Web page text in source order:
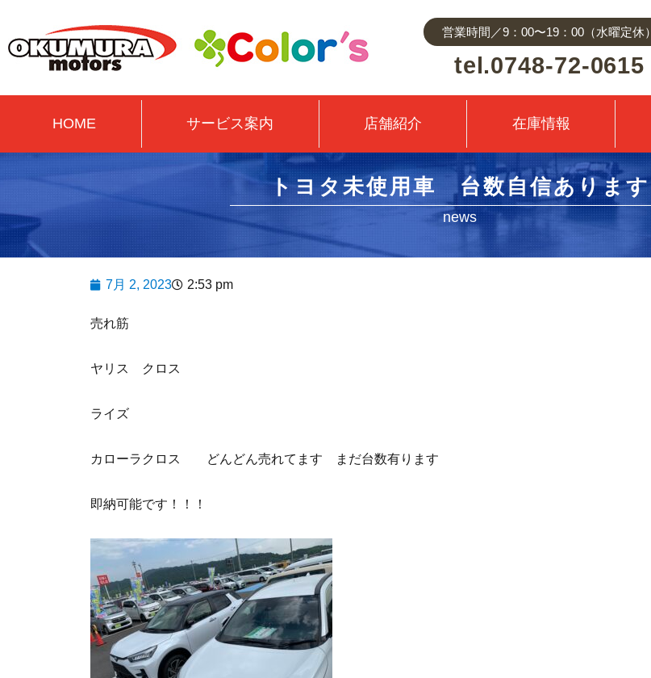
営業時間／9：00〜19：00（水曜定休）
tel.0748-72-0615
HOME サービス案内 店舗紹介 在庫情報
トヨタ未使用車 台数自信あります
news
7月 2, 2023 2:53 pm
売れ筋
ヤリス クロス
ライズ
カローラクロス どんどん売れてます まだ台数有ります
即納可能です！！！